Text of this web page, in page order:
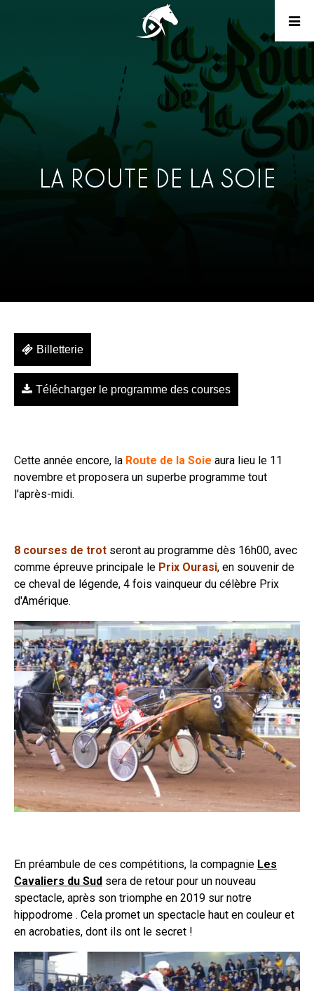
LA ROUTE DE LA SOIE
Billetterie
Télécharger le programme des courses
Cette année encore, la Route de la Soie aura lieu le 11
novembre et proposera un superbe programme tout
l'après-midi.
8 courses de trot seront au programme dès 16h00, avec
comme épreuve principale le Prix Ourasi, en souvenir de
ce cheval de légende, 4 fois vainqueur du célèbre Prix
d'Amérique.
En préambule de ces compétitions, la compagnie Les
Cavaliers du Sud sera de retour pour un nouveau
spectacle, après son triomphe en 2019 sur notre
hippodrome . Cela promet un spectacle haut en couleur et
en acrobaties, dont ils ont le secret !